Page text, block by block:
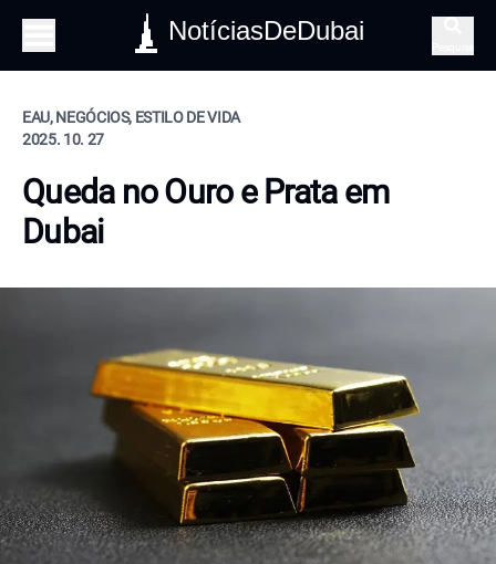
NotíciasDeDubai
EAU, NEGÓCIOS, ESTILO DE VIDA
2025. 10. 27
Queda no Ouro e Prata em
Dubai